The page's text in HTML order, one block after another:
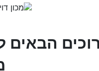
הבאים